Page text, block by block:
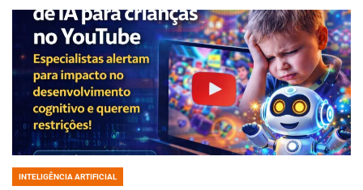
POSTED
INTELIGÊNCIA ARTIFICIAL